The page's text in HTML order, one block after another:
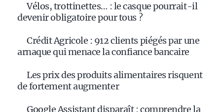
Vélos, trottinettes… : le casque pourrait-il
devenir obligatoire pour tous ?
Crédit Agricole : 912 clients piégés par une
arnaque qui menace la confiance bancaire
Les prix des produits alimentaires risquent
de fortement augmenter
Google Assistant disparaît : comprendre la